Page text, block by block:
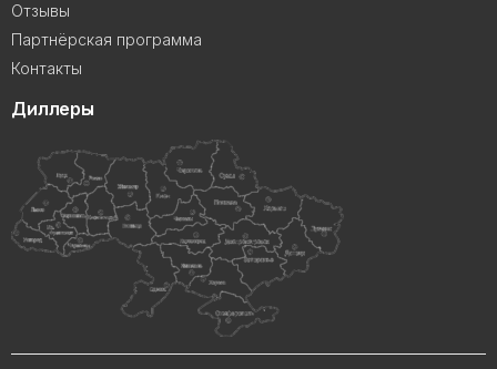
Отзывы
Партнёрская программа
Контакты
Диллеры